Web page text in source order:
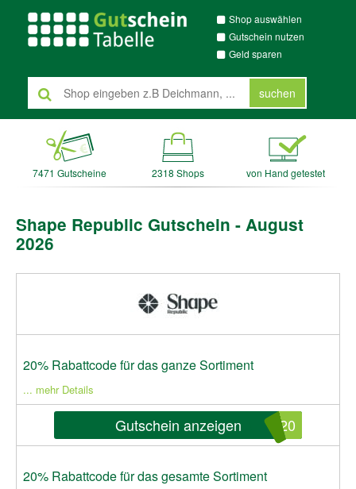
Shop auswählen
Gutschein nutzen
Geld sparen
suchen
7471 Gutscheine 2318 Shops von Hand getestet
Shape Republic Gutschein - August
2026
20% Rabattcode für das ganze Sortiment
... mehr Details
Gutschein anzeigen W20
20% Rabattcode für das gesamte Sortiment